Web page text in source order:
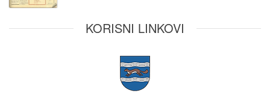
KORISNI LINKOVI